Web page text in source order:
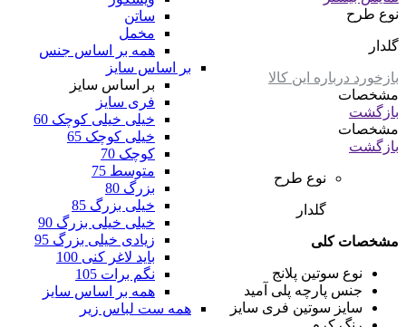
ساتن
مخمل
همه بر اساس جنس
بر اساس سایز
بر اساس سایز
فری سایز
خیلی خیلی کوچک 60
خیلی کوچک 65
کوچک 70
متوسط 75
بزرگ 80
خیلی بزرگ 85
خیلی خیلی بزرگ 90
زیادی خیلی بزرگ 95
باید لاغر کنی 100
نگم برات 105
همه بر اساس سایز
همه ست لباس زیر
نوع طرح
گلدار
بازخورد درباره این کالا
مشخصات
بازگشت
مشخصات
بازگشت
نوع طرح
گلدار
مشخصات کلی
نوع سوتین پلانج
جنس پارچه پلی آمید
سایز سوتین فری سایز